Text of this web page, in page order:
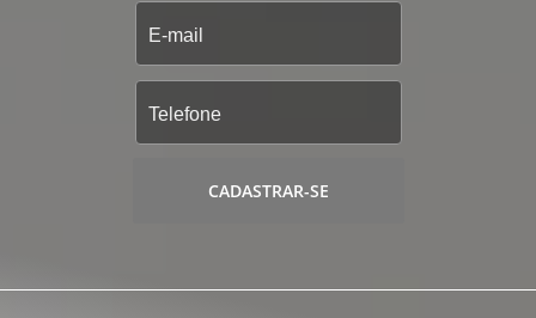
CADASTRAR-SE